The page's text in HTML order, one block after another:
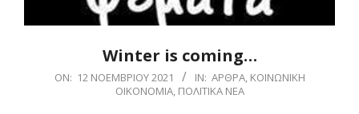
Winter is coming…
2021-ON: 12 ΝΟΕΜΒΡΊΟΥ 2021 IN: ΆΡΘΡΑ, ΚΟΙΝΩΝΙΚΉ
ΟΙΚΟΝΟΜΊΑ, ΠΟΛΙΤΙΚΆ ΝΈΑ